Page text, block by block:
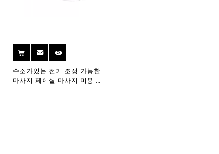
수소가있는 전기 조정 가능한
마사지 페이셜 마사지 미용 장